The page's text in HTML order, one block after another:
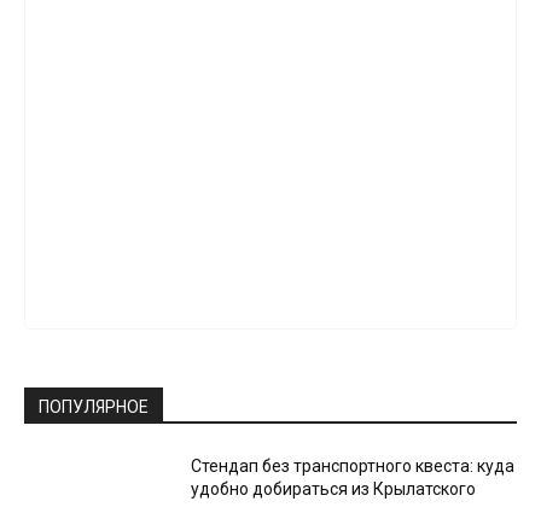
ПОПУЛЯРНОЕ
Стендап без транспортного квеста: куда
удобно добираться из Крылатского